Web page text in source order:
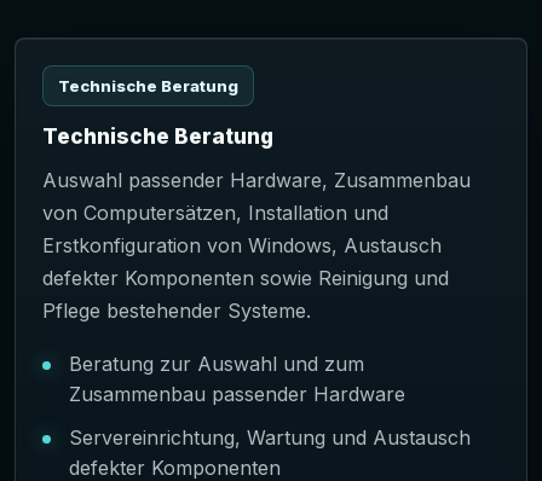
Technische Beratung
Technische Beratung
Auswahl passender Hardware, Zusammenbau
von Computersätzen, Installation und
Erstkonfiguration von Windows, Austausch
defekter Komponenten sowie Reinigung und
Pflege bestehender Systeme.
Beratung zur Auswahl und zum
Zusammenbau passender Hardware
Servereinrichtung, Wartung und Austausch
defekter Komponenten